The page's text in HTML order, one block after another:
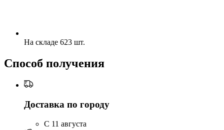
На складе 623 шт.
Способ получения
Доставка по городу
C 11 августа